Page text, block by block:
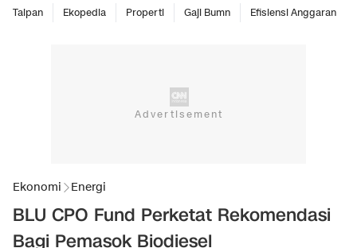
Taipan Ekopedia Properti Gaji Bumn Efisiensi Anggaran
Ekonomi Energi
BLU CPO Fund Perketat Rekomendasi
Bagi Pemasok Biodiesel